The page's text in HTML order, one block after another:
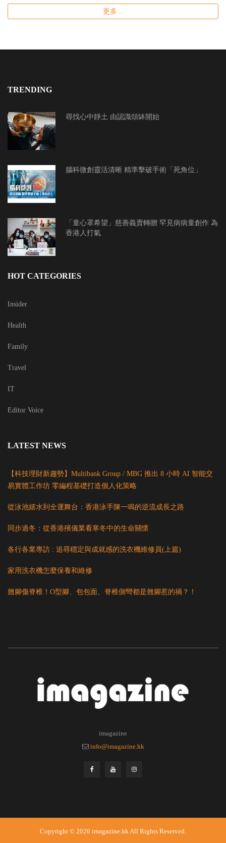
更多...
TRENDING
尋找心中靜土 由認識頌缽開始
腦科微創靈活清晰 精準擊破手術「死角位」
「童心罩希望」慈善義賣轉贈 罕見病病童創作 為
香港人打氣
HOT CATEGORIES
Insider
Health
Family
Travel
IT
Editor Voice
LATEST NEWS
【科技理財新趨勢】Multibank Group / MBG 推出 8 小時 AI 智能交
易實體工作坊 零編程基礎打造個人化策略
從泳池嬉水到全運舞台：香港泳手陳一鳴的逆流成長之路
同步過冬：從香港殯儀業看寒冬中的生命關懷
各行各業專訪 : 追尋穩定與成就感的洗衣機維修員(上篇)
家用洗衣機怎麼保養和維修
翹腳傷脊椎！O型腳、包包面、脊椎側彎都是翹腳惹的禍？！
imagazine
info@imagazine.hk
Copyright © 2026 imagazine.hkAll Rights Reserved.